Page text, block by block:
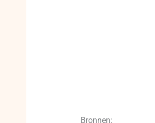
Bronnen: